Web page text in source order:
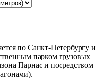
по Санкт-Петербургу и
парком грузовых
Парнас и посредством